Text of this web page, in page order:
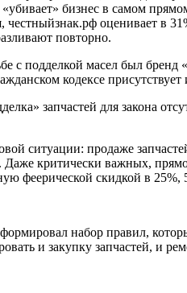
«убивает» бизнес в самом
оценивает в
повторно.
с подделкой масел был
кодексе
запчастей для закона
ситуации: продаже
Даже критически важных,
феерической скидкой в 25%,
набор правил,
и закупку запчастей, и